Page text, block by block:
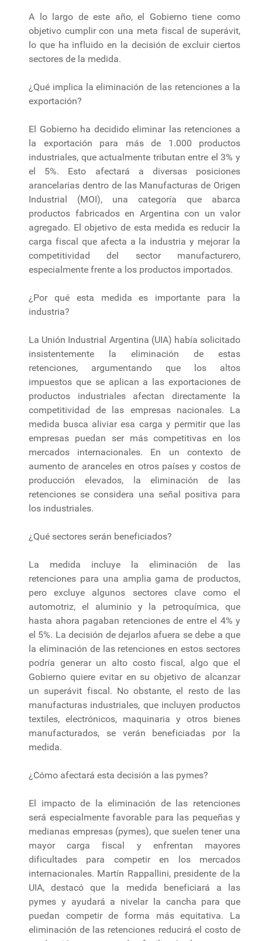
A lo largo de este año, el Gobierno tiene como
objetivo cumplir con una meta fiscal de superávit,
lo que ha influido en la decisión de excluir ciertos
sectores de la medida.
¿Qué implica la eliminación de las retenciones a la
exportación?
El Gobierno ha decidido eliminar las retenciones a
la exportación para más de 1.000 productos
industriales, que actualmente tributan entre el 3% y
el 5%. Esto afectará a diversas posiciones
arancelarias dentro de las Manufacturas de Origen
Industrial (MOI), una categoría que abarca
productos fabricados en Argentina con un valor
agregado. El objetivo de esta medida es reducir la
carga fiscal que afecta a la industria y mejorar la
competitividad del sector manufacturero,
especialmente frente a los productos importados.
¿Por qué esta medida es importante para la
industria?
La Unión Industrial Argentina (UIA) había solicitado
insistentemente la eliminación de estas
retenciones, argumentando que los altos
impuestos que se aplican a las exportaciones de
productos industriales afectan directamente la
competitividad de las empresas nacionales. La
medida busca aliviar esa carga y permitir que las
empresas puedan ser más competitivas en los
mercados internacionales. En un contexto de
aumento de aranceles en otros países y costos de
producción elevados, la eliminación de las
retenciones se considera una señal positiva para
los industriales.
¿Qué sectores serán beneficiados?
La medida incluye la eliminación de las
retenciones para una amplia gama de productos,
pero excluye algunos sectores clave como el
automotriz, el aluminio y la petroquímica, que
hasta ahora pagaban retenciones de entre el 4% y
el 5%. La decisión de dejarlos afuera se debe a que
la eliminación de las retenciones en estos sectores
podría generar un alto costo fiscal, algo que el
Gobierno quiere evitar en su objetivo de alcanzar
un superávit fiscal. No obstante, el resto de las
manufacturas industriales, que incluyen productos
textiles, electrónicos, maquinaria y otros bienes
manufacturados, se verán beneficiadas por la
medida.
¿Cómo afectará esta decisión a las pymes?
El impacto de la eliminación de las retenciones
será especialmente favorable para las pequeñas y
medianas empresas (pymes), que suelen tener una
mayor carga fiscal y enfrentan mayores
dificultades para competir en los mercados
internacionales. Martín Rappallini, presidente de la
UIA, destacó que la medida beneficiará a las
pymes y ayudará a nivelar la cancha para que
puedan competir de forma más equitativa. La
eliminación de las retenciones reducirá el costo de